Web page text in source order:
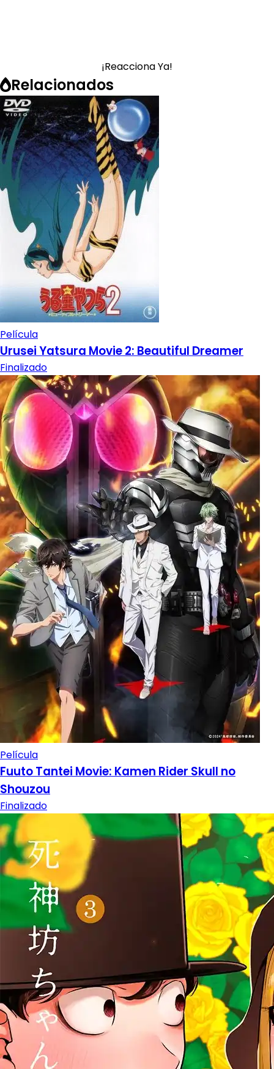
¡Reacciona Ya!
Relacionados
Película
Urusei Yatsura Movie 2: Beautiful Dreamer
Finalizado
Película
Fuuto Tantei Movie: Kamen Rider Skull no
Shouzou
Finalizado